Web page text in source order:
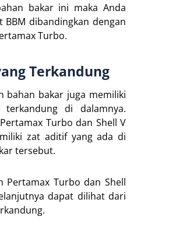
bakar ini maka Anda
BBM dibandingkan dengan
Turbo.
Terkandung
bahan bakar juga memiliki
di dalamnya.
Turbo dan Shell V
zat aditif yang ada di
tersebut.
Pertamax Turbo dan Shell
dapat dilihat dari